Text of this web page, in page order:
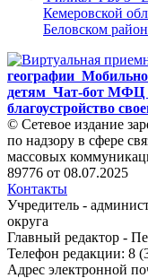
Кемеровской
Беловском
географии
детям Чат-бот МФЦ
благоустройство
© Сетевое издание
по надзору в сфере
массовых
89776 от 08.07.2025
Контакты
Учредитель -
округа
Главный редактор -
Телефон редакции: 8
Адрес электронной